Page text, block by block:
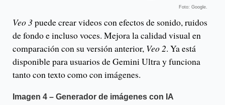
Foto: Google.
Veo 3puede crear videos con efectos de sonido, ruidos
de fondo e incluso voces. Mejora la calidad visual en
comparación con su versión anterior, Veo 2. Ya está
disponible para usuarios de Gemini Ultra y funciona
tanto con texto como con imágenes.
Imagen 4 – Generador de imágenes con IA